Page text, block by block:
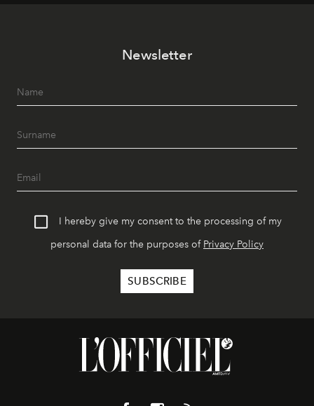
Newsletter
I hereby give my consent to the processing of my
personal data for the purposes of Privacy Policy